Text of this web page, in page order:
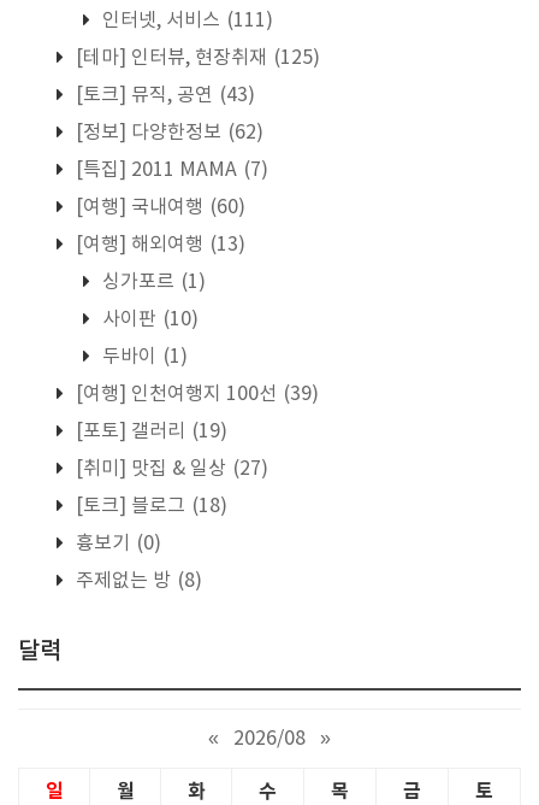
인터넷, 서비스 (111)
[테마] 인터뷰, 현장취재 (125)
[토크] 뮤직, 공연 (43)
[정보] 다양한정보 (62)
[특집] 2011 MAMA (7)
[여행] 국내여행 (60)
[여행] 해외여행 (13)
싱가포르 (1)
사이판 (10)
두바이
(1)
[여행] 인천여행지 100선 (39)
[포토] 갤러리
(19)
[취미] 맛집 & 일상 (27)
[토크] 블로그 (18)
흉보기
(0)
주제없는 방 (8)
달력
« 2026/08 »
일 월 화 수 목 금 토